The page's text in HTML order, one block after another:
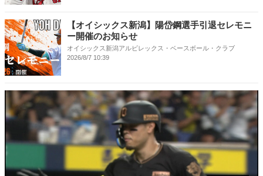
【オイシックス新潟】陽岱鋼選手引退セレモニ
ー開催のお知らせ
オイシックス新潟アルビレックス・ベースボール・クラブ
2026/8/7 10:39